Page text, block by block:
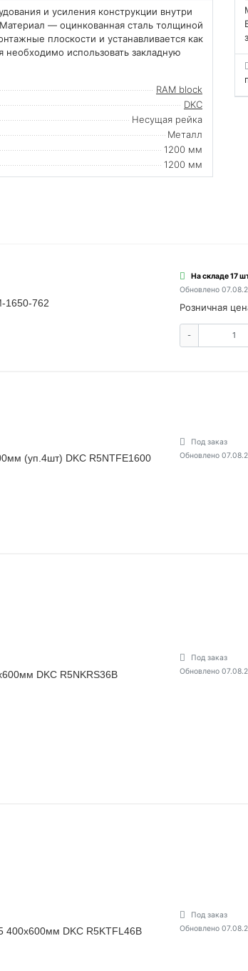
и усиления конструкции внутри
— оцинкованная сталь толщиной
плоскости и устанавливается как
использовать закладную
RAM block
DKC
Несущая рейка
Металл
1200 мм
1200 мм
1650-762
На складе 17
Обновлено
Розничная
-
(уп.4шт) DKC R5NTFE1600
Под заказ
Обновлено
DKC R5NKRS36B
Под заказ
Обновлено
400х600мм DKC R5KTFL46B
Под заказ
Обновлено